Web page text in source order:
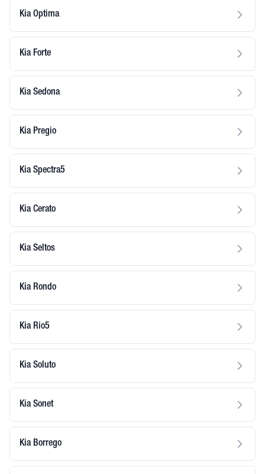
Kia Optima
Kia Forte
Kia Sedona
Kia Pregio
Kia Spectra5
Kia Cerato
Kia Seltos
Kia Rondo
Kia Rio5
Kia Soluto
Kia Sonet
Kia Borrego